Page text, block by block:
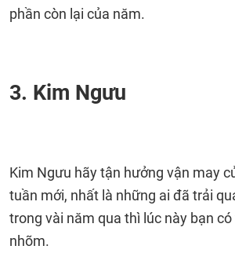
phần còn lại của năm.
3. Kim Ngưu
Kim Ngưu hãy tận hưởng vận may
tuần mới, nhất là những ai đã trải
trong vài năm qua thì lúc này bạn
nhõm.